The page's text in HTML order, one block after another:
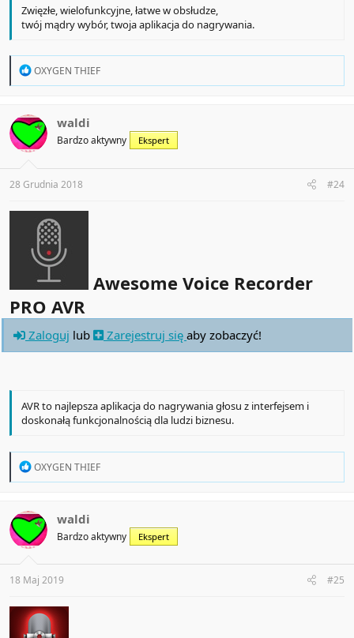
Zwięzłe, wielofunkcyjne, łatwe w obsłudze,
twój mądry wybór, twoja aplikacja do nagrywania.
R
t
i
o
s
:
OXYGEN THIEF
waldi
Bardzo aktywny Ekspert
28 Grudnia 2018 #24
Awesome Voice Recorder
PRO AVR
Zaloguj lub Zarejestruj się aby zobaczyć!
AVR to najlepsza aplikacja do nagrywania głosu z interfejsem i
doskonałą funkcjonalnością dla ludzi biznesu.
R
t
i
o
s
:
OXYGEN THIEF
waldi
Bardzo aktywny Ekspert
18 Maj 2019 #25